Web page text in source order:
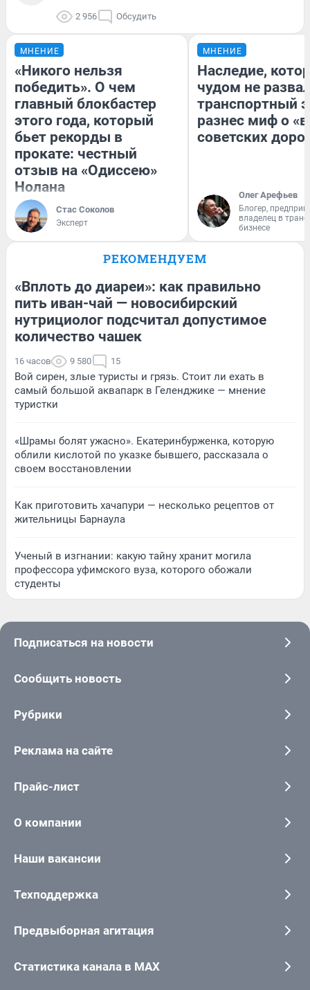
2 956 Обсудить
МНЕНИЕ
«Никого нельзя
победить». О чем
главный блокбастер
этого года, который
бьет рекорды в
прокате: честный
отзыв на «Одиссею»
Нолана
Стас Соколов
Эксперт
МНЕНИЕ
Наследие,
чудом не
транспортный
разнес миф о
советских
Олег Арефьев
Блогер,
владелец в
бизнесе
РЕКОМЕНДУЕМ
«Вплоть до диареи»: как правильно
пить иван-чай — новосибирский
нутрициолог подсчитал допустимое
количество чашек
16 часов 9 580 15
Вой сирен, злые туристы и грязь. Стоит ли ехать в
самый большой аквапарк в Геленджике — мнение
туристки
«Шрамы болят ужасно». Екатеринбурженка, которую
облили кислотой по указке бывшего, рассказала о
своем восстановлении
Как приготовить хачапури — несколько рецептов от
жительницы Барнаула
Ученый в изгнании: какую тайну хранит могила
профессора уфимского вуза, которого обожали
студенты
Подписаться на новости
Сообщить новость
Рубрики
Реклама на сайте
Прайс-лист
О компании
Наши вакансии
Техподдержка
Предвыборная агитация
Статистика канала в MAX